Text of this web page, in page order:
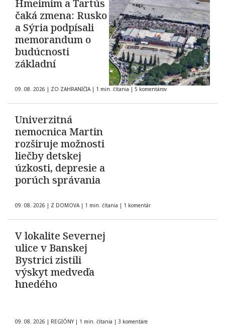
Hmeimim a Tartús
čaká zmena: Rusko
a Sýria podpísali
memorandum o
budúcnosti
základní
09. 08. 2026 | ZO ZAHRANIČIA | 1 min. čítania | 5 komentárov
Univerzitná
nemocnica Martin
rozširuje možnosti
liečby detskej
úzkosti, depresie a
porúch správania
09. 08. 2026 | Z DOMOVA | 1 min. čítania | 1 komentár
V lokalite Severnej
ulice v Banskej
Bystrici zistili
výskyt medveďa
hnedého
09. 08. 2026 | REGIÓNY | 1 min. čítania | 3 komentáre